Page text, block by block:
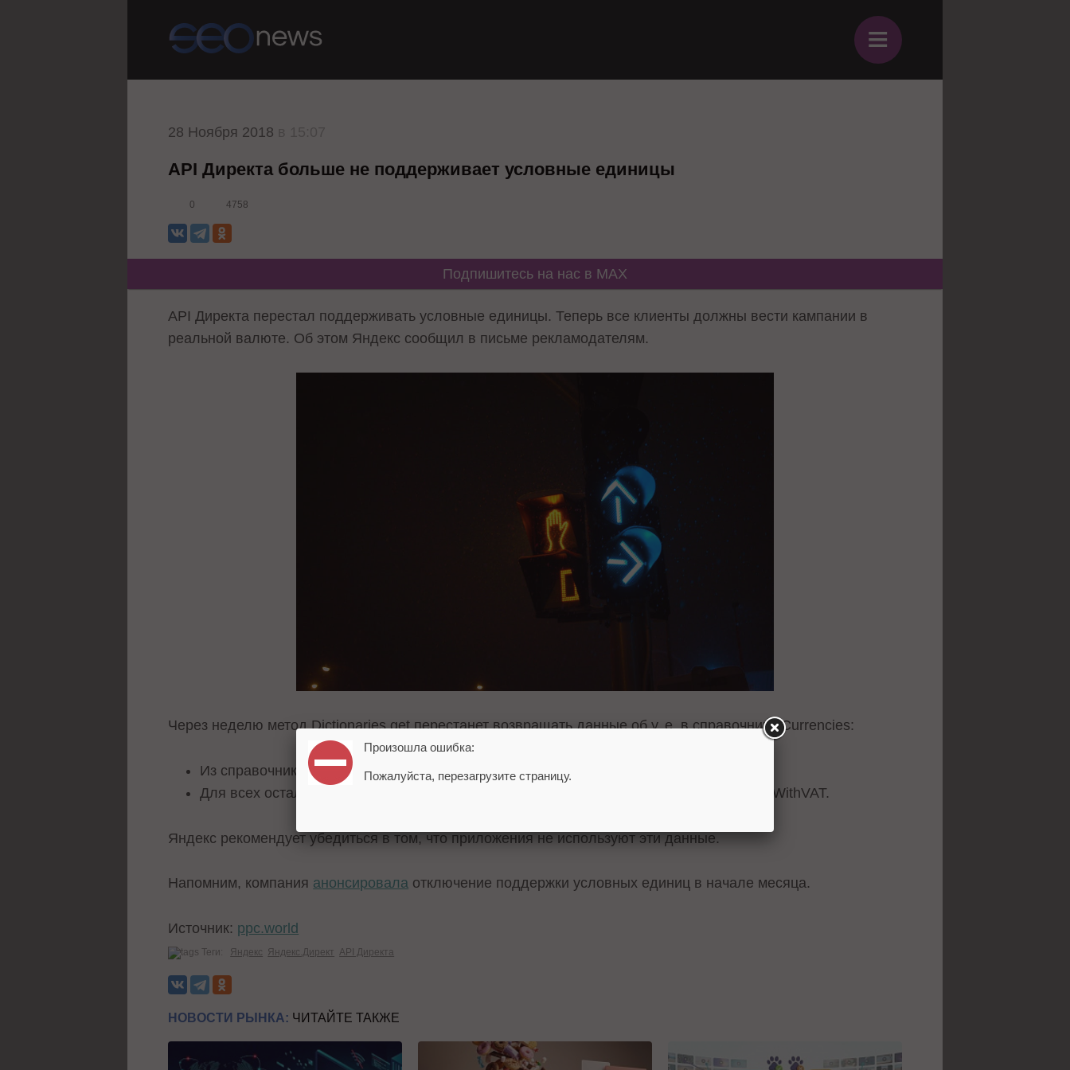
≡
28 Ноября 2018
API Директа больше не поддерживает условные единицы
0 4758
Подпишитесь на нас в MAX
API Директа перестал поддерживать условные единицы. Теперь все клиенты должны вести кампании в
реальной валюте. Об этом Яндекс сообщил в письме рекламодателям.
Через неделю метод Dictionaries.get перестанет возвращать данные об у. е. в справочнике Currencies:
Из справочника уберут валюту YND_FIXED;
Для всех остальных валют не будет возвращаться курс у. е. – параметры Rate и RateWithVAT.
Яндекс рекомендует убедиться в том, что приложения не используют эти данные.
Напомним, компания анонсировала отключение поддержки условных единиц в начале месяца.
Источник: ppc.world
Теги: Яндекс Яндекс.Директ API Директа
НОВОСТИ РЫНКА: ЧИТАЙТЕ ТАКЖЕ
Произошла ошибка:
Пожалуйста, перезагрузите страницу.